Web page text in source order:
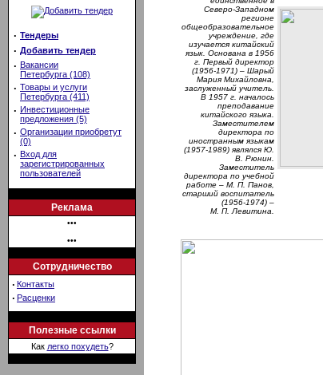
· Тендеры
· Добавить тендер
· Вакансии
Петербурга (108)
· Товары и услуги
Петербурга (411)
· Инвестиционные
предложения (5)
· Организации приобретут
(0)
· Вход для
зарегистрированных
пользователей
Реклама
•••
•••
Сотрудничество
· Контакты
· Расценки
Полезные ссылки
Как легко похудеть?
Северо-Западном
регионе
общеобразовательное
учреждение, где
изучается китайский
язык. Основана в 1956
г. Первый директор
(1956-1971) – Шарый
Мария Михайловна,
заслуженный учитель.
В 1957 г. началось
преподавание
китайского языка.
Заместителем
директора по
иностранным языкам
(1957-1989) являлся Ю.
В. Рюнин.
Заместитель
директора по учебной
работе – М. П. Панов,
старший воспитатель
(1956-1974) –
М. П. Левитина.